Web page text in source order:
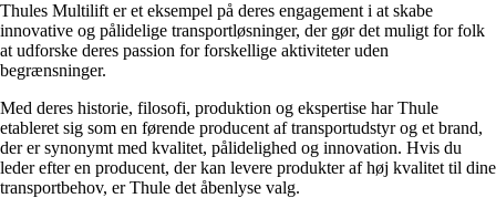
Thules Multilift er et eksempel på deres engagement i at skabe
innovative og pålidelige transportløsninger, der gør det muligt for folk
at udforske deres passion for forskellige aktiviteter uden
begrænsninger.
Med deres historie, filosofi, produktion og ekspertise har Thule
etableret sig som en førende producent af transportudstyr og et brand,
der er synonymt med kvalitet, pålidelighed og innovation. Hvis du
leder efter en producent, der kan levere produkter af høj kvalitet til dine
transportbehov, er Thule det åbenlyse valg.